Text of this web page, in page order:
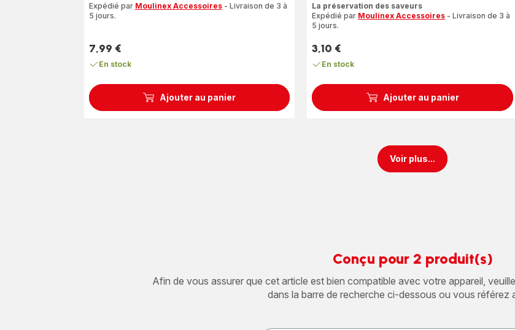
Ajouter au panier
Expédié par Moulinex Accessoires- Livraison de 3 à
5 jours.
Prix
7,99 €
En stock
Ajouter au panier
La préservation des saveurs
Expédié par Moulinex Accessoires - Livraison de 3 à
5 jours.
Prix
3,10 €
En stock
Voir plus...
Conçu pour 2 produit(s)
Afin de vous assurer que cet article est bien compatible avec votre appareil,
dans la barre de recherche ci-dessous ou vous référez